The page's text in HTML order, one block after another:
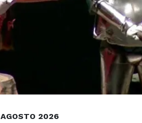
AGOSTO 2026